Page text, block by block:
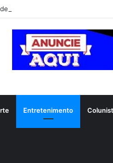
R$ 54 bi de acionistas da Lojas
Entretenimento